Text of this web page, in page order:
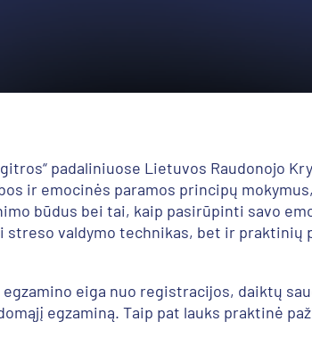
padaliniuose Lietuvos Raudonojo
ir emocinės paramos principų
būdus bei tai, kaip pasirūpinti savo
valdymo technikas, bet ir praktinių
eiga nuo registracijos, daiktų
egzaminą. Taip pat lauks praktinė